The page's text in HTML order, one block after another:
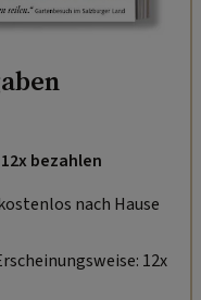
bezahlen
nach Hause
12x